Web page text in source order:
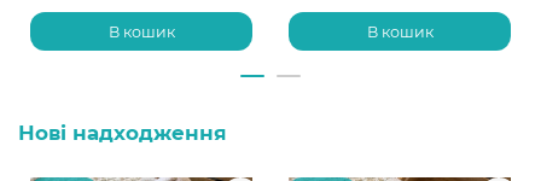
В кошик В кошик
Нові надходження